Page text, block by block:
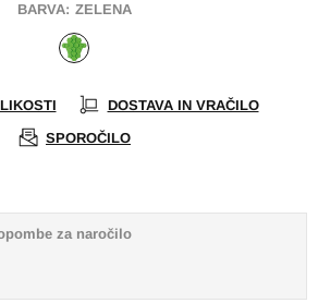
BARVA: ZELENA
DOSTAVA IN VRAČILO
SPOROČILO